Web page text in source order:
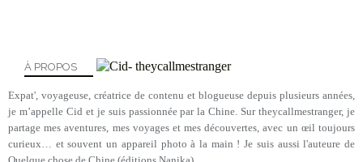
À PROPOS
Expat', voyageuse, créatrice de contenu et blogueuse depuis plusieurs années,
je m’appelle Cid et je suis passionnée par la Chine. Sur theycallmestranger, je
partage mes aventures, mes voyages et mes découvertes, avec un œil toujours
curieux… et souvent un appareil photo à la main ! Je suis aussi l'auteure de